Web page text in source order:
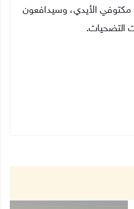
مكتوفي الأيدي، وسيدافعون
التضحيات.